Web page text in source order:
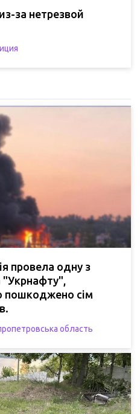
за нетрезвой
провела одну з
"Укрнафту",
пошкоджено сім
область